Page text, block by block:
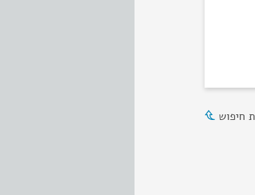
חיפוש